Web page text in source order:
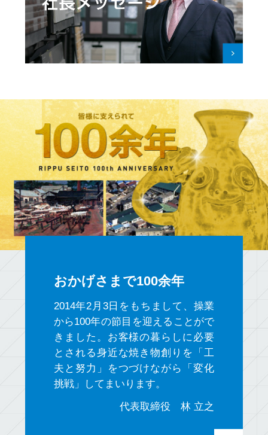
6月27日【香りの技術・原料展2025】に出展し
ます。
2025年02月03日
2024年11月29日
12月13日【アップサイクル技術展2024】に出展
します。
2024年09月27日
SDGｓの取組みが岐阜新聞に掲載されました。
2024年07月31日
夏季休業のお知らせ
2024年05月28日
6月14日【香りの技術・原料展2024】に出展し
おかげさまで100余年
2014年2月3日をもちまして、操業
から100年の節目を迎えることがで
きました。お客様の暮らしに必要
とされる身近な焼き物創りを「工
夫と努力」をつづけながら「変化
挑戦」してまいります。
代表取締役 林 立之